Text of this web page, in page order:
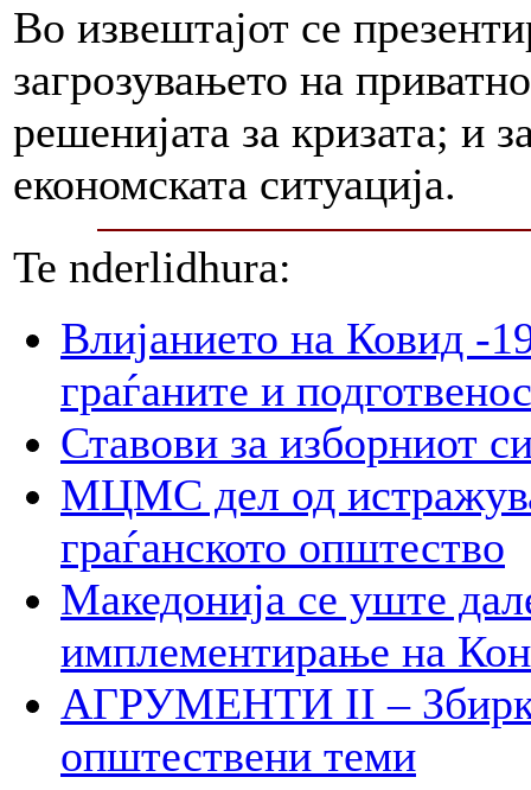
Во извештајот се
загрозувањето на
решенијата за кризата; и
економската ситуација.
Te nderlidhura:
Влијанието на Ковид -
граѓаните и
Ставови за изборниот
МЦМС дел од
граѓанското општество
Македонија се уште
имплементирање на
АГРУМЕНТИ II –
општествени теми